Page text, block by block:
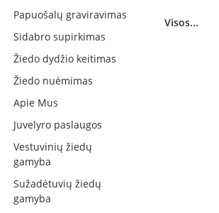
Papuošalų graviravimas
Sidabro supirkimas
Žiedo dydžio keitimas
Žiedo nuėmimas
Apie Mus
Juvelyro paslaugos
Vestuvinių žiedų
gamyba
Sužadėtuvių žiedų
gamyba
Visos...